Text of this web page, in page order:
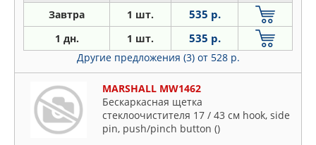
Завтра 1 шт. 535 р.
1 дн. 1 шт. 535 р.
Другие предложения (3) от 528 р.
MARSHALL MW1462
Бескаркасная щетка
стеклоочистителя 17 / 43 см hook, side
pin, push/pinch button ()